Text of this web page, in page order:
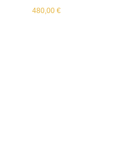
480,00 €